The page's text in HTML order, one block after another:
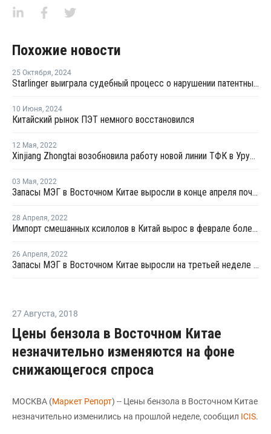
Похожие новости
25 Октября, 2024
Starlinger выиграла судебный процесс о нарушении патентных прав в Китае
10 Июня, 2024
Китайский рынок ПЭТ немного восстановился
12 Мая, 2022
Xinjiang Zhongtai возобновила работу новой линии ТФК в Урумчи
03 Мая, 2022
Запасы МЭГ в Восточном Китае выросли в конце апреля почти на 1%
28 Апреля, 2022
Импорт смешанных ксилолов в Китай вырос в феврале более чем на четверть
26 Апреля, 2022
Запасы МЭГ в Восточном Китае выросли на третьей неделе апреля на 9,07%
27 Августа, 2018
Цены бензола в Восточном Китае
незначительно изменяются на фоне
снижающегося спроса
МОСКВА (Маркет Репорт) -- Цены бензола в Восточном Китае
незначительно изменились на прошлой неделе, сообщил ICIS.